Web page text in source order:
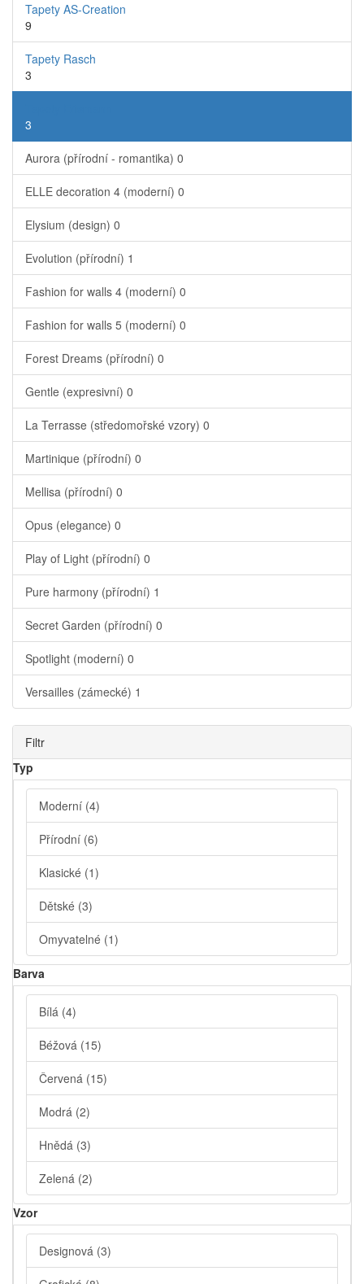
Tapety AS-Creation
9
Tapety Rasch
3
3
Aurora (přírodní - romantika) 0
ELLE decoration 4 (moderní) 0
Elysium (design) 0
Evolution (přírodní) 1
Fashion for walls 4 (moderní) 0
Fashion for walls 5 (moderní) 0
Forest Dreams (přírodní) 0
Gentle (expresivní) 0
La Terrasse (středomořské vzory) 0
Martinique (přírodní) 0
Mellisa (přírodní) 0
Opus (elegance) 0
Play of Light (přírodní) 0
Pure harmony (přírodní) 1
Secret Garden (přírodní) 0
Spotlight (moderní) 0
Versailles (zámecké) 1
Filtr
Typ
Moderní (4)
Přírodní (6)
Klasické (1)
Dětské (3)
Omyvatelné (1)
Barva
Bílá (4)
Béžová (15)
Červená (15)
Modrá (2)
Hnědá (3)
Zelená (2)
Vzor
Designová (3)